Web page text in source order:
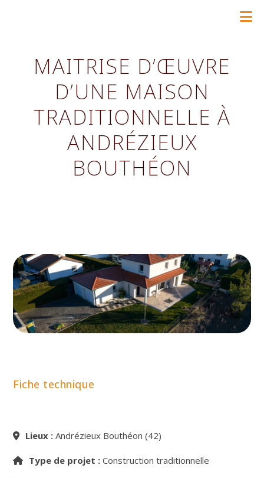
MAITRISE D’ŒUVRE
D’UNE MAISON
TRADITIONNELLE À
ANDRÉZIEUX
BOUTHÉON
Fiche technique
Lieux : Andrézieux Bouthéon (42)
Type de projet : Construction traditionnelle